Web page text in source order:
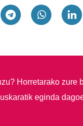
Horretarako zure
eginda